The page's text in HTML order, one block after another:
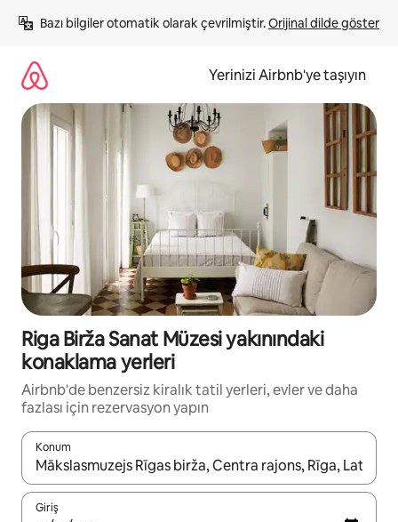
atla
Bazı bilgiler otomatik olarak çevrilmiştir. Orijinal dilde göster
Yerinizi Airbnb'ye taşıyın
Riga Birža Sanat Müzesi yakınındaki
konaklama yerleri
Airbnb'de benzersiz kiralık tatil yerleri, evler ve daha
fazlası için rezervasyon yapın
Konum
Sonuçlar kullanılabilir olduğunda yukarı ve aşağı oklarıyla
Giriş